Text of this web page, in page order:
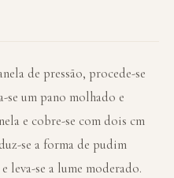
de pressão, procede-se
se um pano molhado e
e cobre-se com dois cm
se a forma de pudim
leva-se a lume moderado.